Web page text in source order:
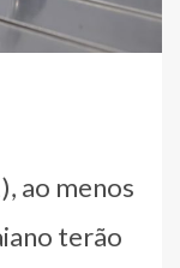
ao menos
terão